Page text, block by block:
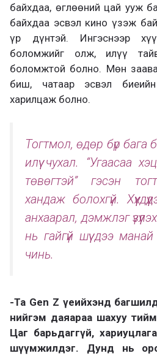
байхдаа, өглөөний цай ууж
байхдаа эсвэл кино үзэж
үр дүнтэй. Ингэснээр
боломжийг олж, илүү
боломжтой болно. Мөн
биш, чатаар эсвэл
харилцаж болно.
Тогтмол, өдөр бүр бага
илүү чухал. “Угаасаа
төвөгтэй” гэсэн
хандаж болохгүй.
анхаарал, дэмжлэг
нь гайгүй шүү дээ
чинь.
-Та Gen Z үеийхэнд
нийгэм даяараа шахуу
Цаг барьдаггүй,
шүүмжилдэг. Дунд нь